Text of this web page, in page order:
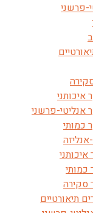
פרשני
פרשני
כמותי
סקירה
תיאורטיים